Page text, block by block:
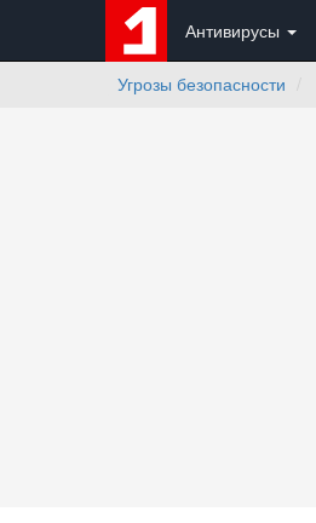
Антивирусы
Угрозы безопасности